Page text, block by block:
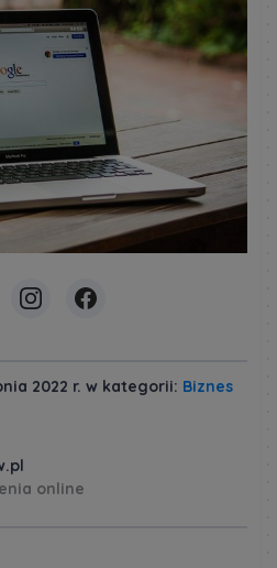
2022 r. w kategorii: Biznes
online